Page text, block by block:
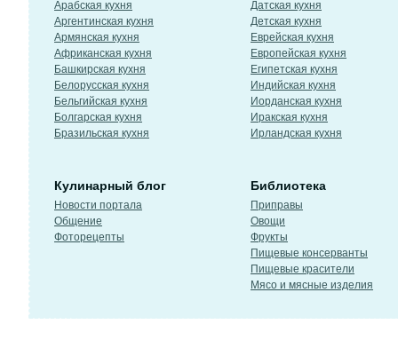
Арабская кухня
Аргентинская кухня
Армянская кухня
Африканская кухня
Башкирская кухня
Белорусская кухня
Бельгийская кухня
Болгарская кухня
Бразильская кухня
Датская кухня
Детская кухня
Еврейская кухня
Европейская кухня
Египетская кухня
Индийская кухня
Иорданская кухня
Иракская кухня
Ирландская кухня
Кулинарный блог
Новости портала
Общение
Фоторецепты
Библиотека
Приправы
Овощи
Фрукты
Пищевые консерванты
Пищевые красители
Мясо и мясные изделия